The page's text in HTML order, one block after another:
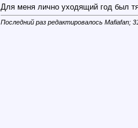
Для меня лично уходящий год был
Последний раз редактировалось Mafiafan;